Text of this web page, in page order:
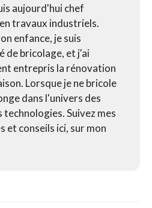
aujourd'hui chef
travaux industriels.
enfance, je suis
de bricolage, et j'ai
entrepris la rénovation
Lorsque je ne bricole
dans l'univers des
technologies. Suivez mes
et conseils ici, sur mon